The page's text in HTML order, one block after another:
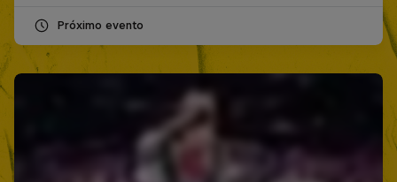
Próximo evento